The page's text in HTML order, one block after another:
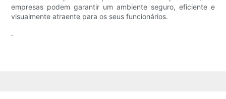
empresas podem garantir um ambiente seguro, eficiente e
visualmente atraente para os seus funcionários.
.